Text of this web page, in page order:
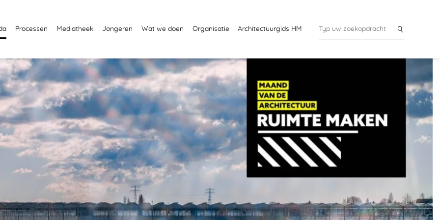
Processen Mediatheek Jongeren Wat we doen Organisatie Architectuurgids HM